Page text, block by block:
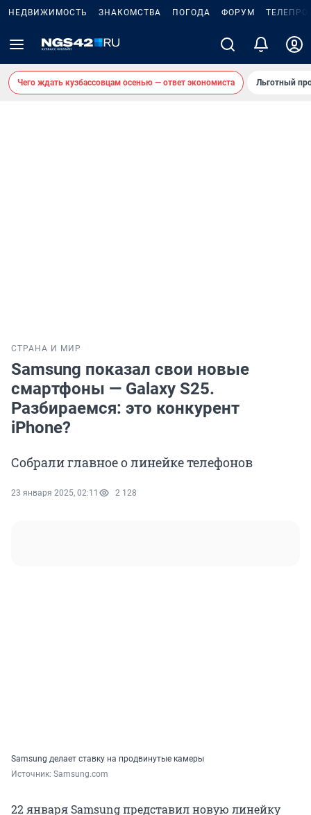
НЕДВИЖИМОСТЬ ЗНАКОМСТВА ПОГОДА ФОРУМ
Чего ждать кузбассовцам осенью — ответ экономиста Льготный
СТРАНА И МИР
Samsung показал свои новые
смартфоны — Galaxy S25.
Разбираемся: это конкурент
iPhone?
Собрали главное о линейке телефонов
23 января 2025, 02:11 2 128
Samsung делает ставку на продвинутые камеры
Источник: Samsung.com
22 января Samsung представил новую линейку